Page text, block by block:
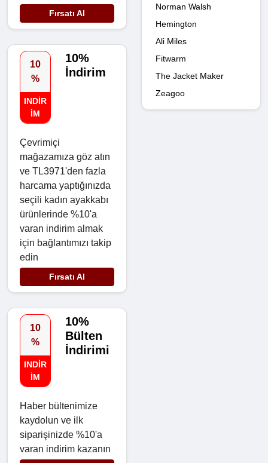
Fırsatı Al
10
%
INDIR
IM
10%
İndirim
Çevrimiçi
mağazamıza göz atın
ve TL3971'den fazla
harcama yaptığınızda
seçili kadın ayakkabı
ürünlerinde %10'a
varan indirim almak
için bağlantımızı takip
edin
Fırsatı Al
10
%
INDIR
IM
10%
Bülten
İndirimi
Haber bültenimize
kaydolun ve ilk
siparişinizde %10'a
varan indirim kazanın
Norman Walsh
Hemington
Ali Miles
Fitwarm
The Jacket Maker
Zeagoo